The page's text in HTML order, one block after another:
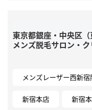
東京都銀座・中央区
メンズ脱毛サロン・
メンズレーザー西新
新宿本店 新宿